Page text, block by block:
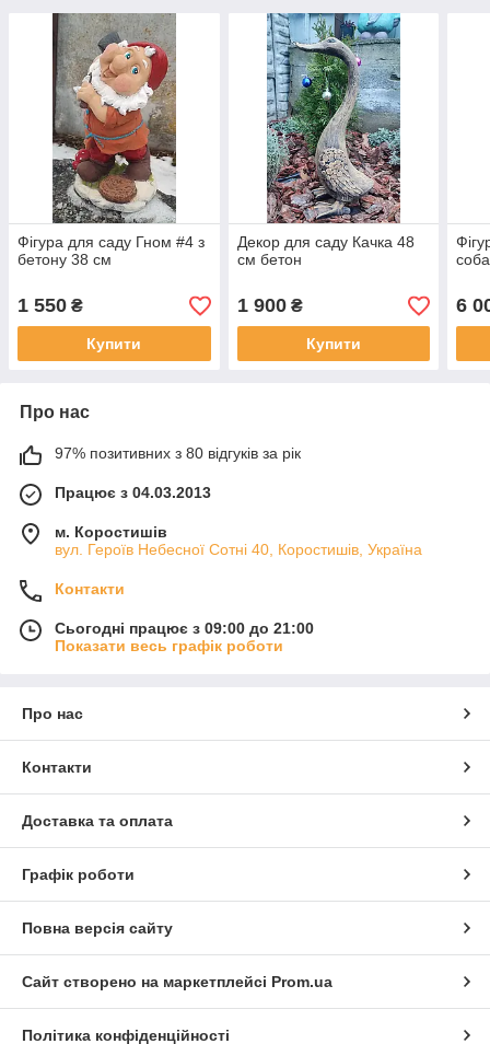
Фігура для саду Гном #4 з
бетону 38 см
1 550 ₴
Купити
Декор для саду Качка 48
см бетон
1 900₴
Купити
6
Про нас
97% позитивних з 80 відгуків за рік
Працює з 04.03.2013
м. Коростишів
вул. Героїв Небесної Сотні 40, Коростишів, Україна
Контакти
Сьогодні працює з 09:00 до 21:00
Показати весь графік роботи
Про нас
Контакти
Доставка та оплата
Графік роботи
Повна версія сайту
Сайт створено на маркетплейсі Prom.ua
Політика конфіденційності